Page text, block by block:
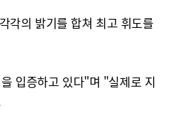
각의 밝기를 합쳐 최고 휘도를
입증하고 있다"며 "실제로 지